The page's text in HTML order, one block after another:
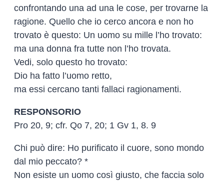
confrontando una ad una le cose, per trovarne la
ragione. Quello che io cerco ancora e non ho
trovato è questo: Un uomo su mille l’ho trovato:
ma una donna fra tutte non l’ho trovata.
Vedi, solo questo ho trovato:
Dio ha fatto l’uomo retto,
ma essi cercano tanti fallaci ragionamenti.
RESPONSORIO
Pro 20, 9; cfr. Qo 7, 20; 1 Gv 1, 8. 9
Chi può dire: Ho purificato il cuore, sono mondo
dal mio peccato? *
Non esiste un uomo così giusto, che faccia solo